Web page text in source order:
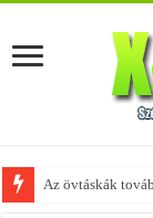
Az övtáskák